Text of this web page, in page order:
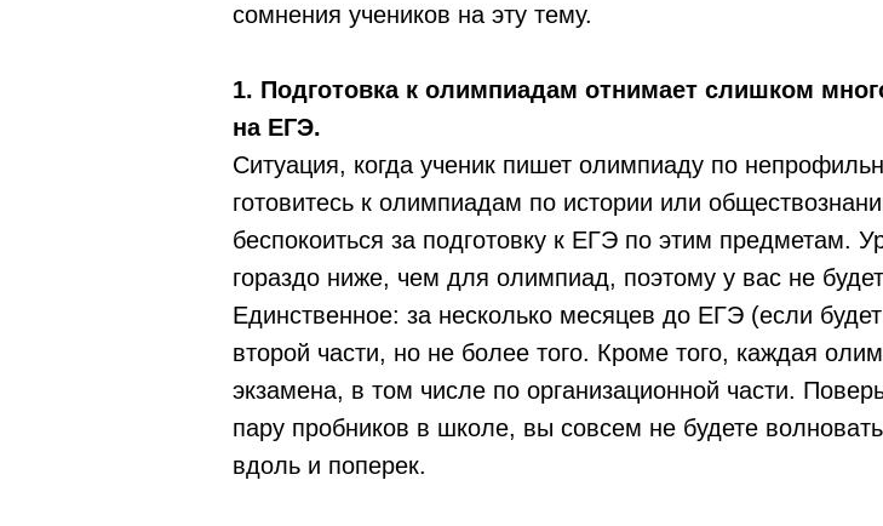
сомнения учеников на эту тему.
1. Подготовка к олимпиадам отнимает слишком
на ЕГЭ.
Ситуация, когда ученик пишет олимпиаду по
готовитесь к олимпиадам по истории или
беспокоиться за подготовку к ЕГЭ по этим предметам.
гораздо ниже, чем для олимпиад, поэтому у вас не
Единственное: за несколько месяцев до ЕГЭ (если
второй части, но не более того. Кроме того, каждая
экзамена, в том числе по организационной части.
пару пробников в школе, вы совсем не будете
вдоль и поперек.